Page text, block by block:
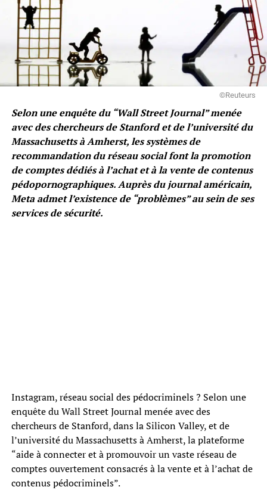
©Reuteurs
Selon une enquête du “Wall Street Journal” menée
avec des chercheurs de Stanford et de l’université du
Massachusetts à Amherst, les systèmes de
recommandation du réseau social font la promotion
de comptes dédiés à l’achat et à la vente de contenus
pédopornographiques. Auprès du journal américain,
Meta admet l’existence de “problèmes” au sein de ses
services de sécurité.
Instagram, réseau social des pédocriminels ? Selon une
enquête du Wall Street Journal menée avec des
chercheurs de Stanford, dans la Silicon Valley, et de
l’université du Massachusetts à Amherst, la plateforme
“aide à connecter et à promouvoir un vaste réseau de
comptes ouvertement consacrés à la vente et à l’achat de
contenus pédocriminels”.